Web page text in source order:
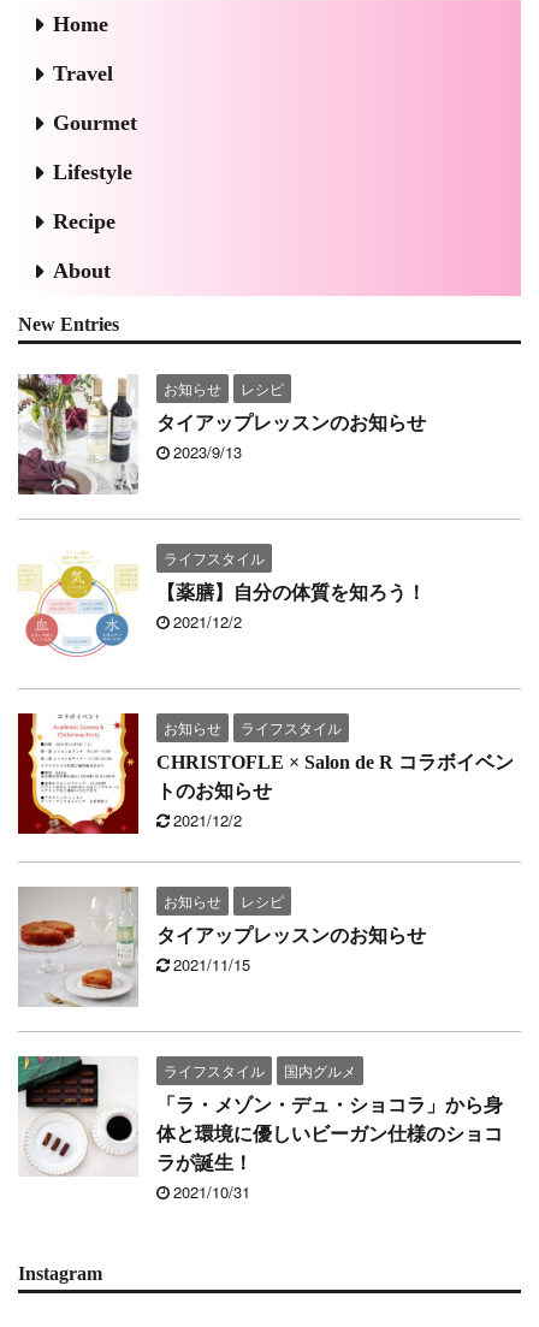
Home
Travel
Gourmet
Lifestyle
Recipe
About
New Entries
お知らせ
レシピ
タイアップレッスンのお知らせ
2023/9/13
ライフスタイル
【薬膳】自分の体質を知ろう！
2021/12/2
お知らせ
ライフスタイル
CHRISTOFLE × Salon de R コラボイベン
トのお知らせ
2021/12/2
お知らせ
レシピ
タイアップレッスンのお知らせ
2021/11/15
ライフスタイル
国内グルメ
「ラ・メゾン・デュ・ショコラ」から身
体と環境に優しいビーガン仕様のショコ
ラが誕生！
2021/10/31
Instagram